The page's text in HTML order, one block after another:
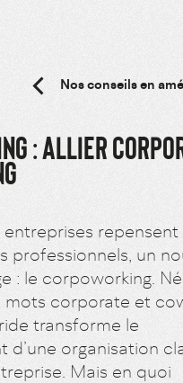
Nos conseils en
: ALLIER
entreprises repensent
professionnels, un
: le corpoworking.
mots corporate et
transforme le
d’une organisation
Mais en quoi